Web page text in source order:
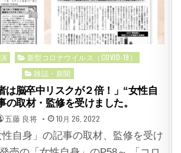
新型コロナウイルス（COVID-19）
雑誌・新聞
は脳卒中リスクが２倍！」“女性自
の取材・監修を受けました。
POSTED
BY
五藤 良将 POSTED
ON
10月 26, 2022
自身」の記事の取材、監修を受け